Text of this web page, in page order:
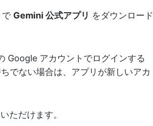
で Gemini 公式アプリ をダウンロード
Google アカウントでログインする
でない場合は、アプリが新しいアカ
ただけます。